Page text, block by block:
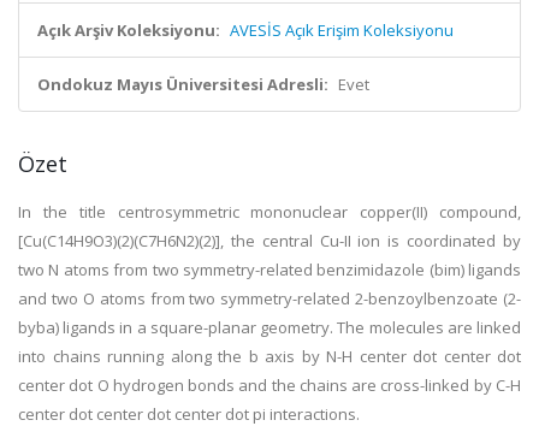
Açık Arşiv Koleksiyonu: AVESİS Açık Erişim Koleksiyonu
Ondokuz Mayıs Üniversitesi Adresli: Evet
Özet
In the title centrosymmetric mononuclear copper(II) compound,
[Cu(C14H9O3)(2)(C7H6N2)(2)], the central Cu-II ion is coordinated by
two N atoms from two symmetry-related benzimidazole (bim) ligands
and two O atoms from two symmetry-related 2-benzoylbenzoate (2-
byba) ligands in a square-planar geometry. The molecules are linked
into chains running along the b axis by N-H center dot center dot
center dot O hydrogen bonds and the chains are cross-linked by C-H
center dot center dot center dot pi interactions.